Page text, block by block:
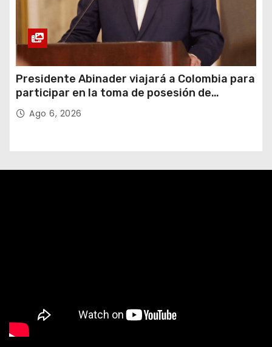
Presidente Abinader viajará a Colombia para
participar en la toma de posesión de
Abelardo de la Espriella
Ago 6, 2026